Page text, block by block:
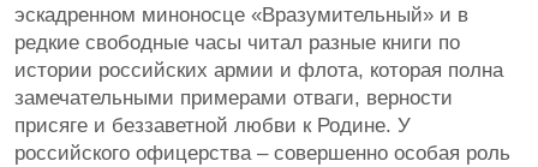
эскадренном миноносце «Вразумительный» и в
редкие свободные часы читал разные книги по
истории российских армии и флота, которая полна
замечательными примерами отваги, верности
присяге и беззаветной любви к Родине. У
российского офицерства – совершенно особая роль